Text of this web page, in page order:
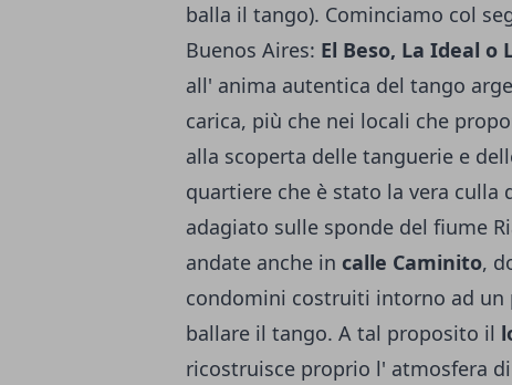
balla il tango). Cominciamo col
Buenos Aires: El Beso, La Ideal o
all' anima autentica del tango
carica, più che nei locali che
alla scoperta delle tanguerie e
quartiere che è stato la vera culla
adagiato sulle sponde del fiume
andate anche in calle Caminito,
condomini costruiti intorno ad un
ballare il tango. A tal proposito il
ricostruisce proprio l' atmosfera